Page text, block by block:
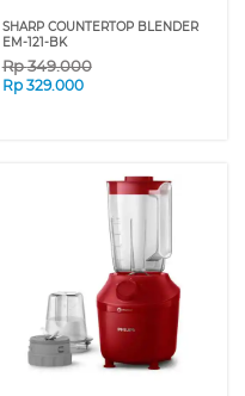
SHARP COUNTERTOP BLENDER
EM-121-BK
Rp349.000
Rp 329.000